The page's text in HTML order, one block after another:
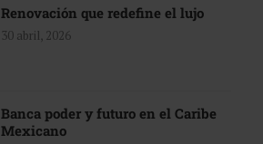
Renovación que redefine el lujo
30 abril, 2026
Banca poder y futuro en el Caribe
Mexicano